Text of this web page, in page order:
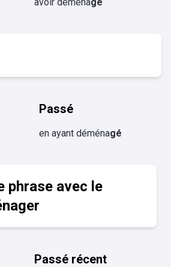
Passé
en ayant déménagé
phrase avec le
Passé récent